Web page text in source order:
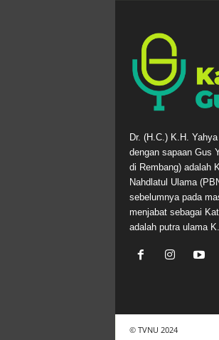
Dr. (H.C.) K.H.
dengan sapaan Gus
di Rembang) adalah
Nahdlatul Ulama
sebelumnya pada
menjabat sebagai
adalah putra ulama
© TVNU 2024